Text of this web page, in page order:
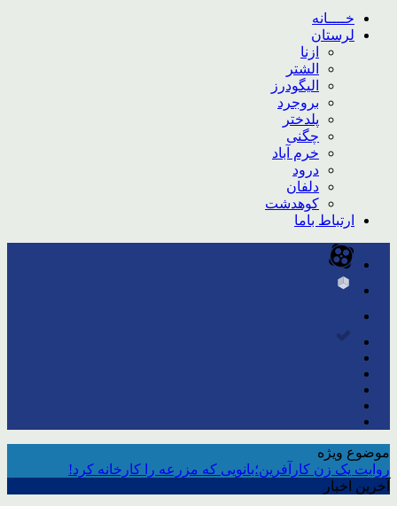
خــــانه
لرستان
ازنا
الشتر
الیگودرز
بروجرد
پلدختر
چگنی
خرم آباد
درود
دلفان
کوهدشت
ارتباط باما
موضوع ویژه
روایت یک زن کارآفرین؛بانویی که مزرعه را کارخانه کرد!
آخرین اخبار